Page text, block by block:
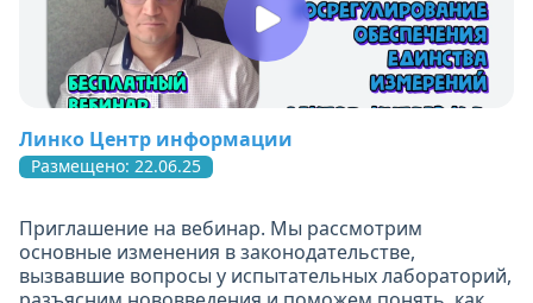
Линко Центр информации
Размещено: 22.06.25
Приглашение на вебинар. Мы рассмотрим
основные изменения в законодательстве,
вызвавшие вопросы у испытательных лабораторий,